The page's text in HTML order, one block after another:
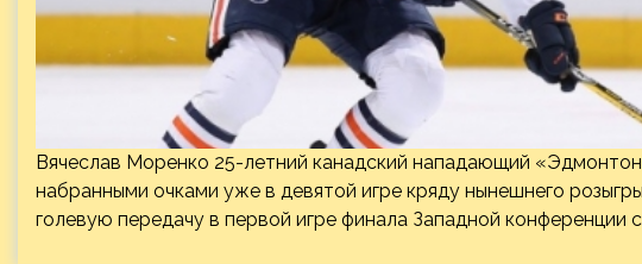
Вячеслав Моренко 25-летний канадский нападающий
набранными очками уже в девятой игре кряду нынешнего
голевую передачу в первой игре финала Западной